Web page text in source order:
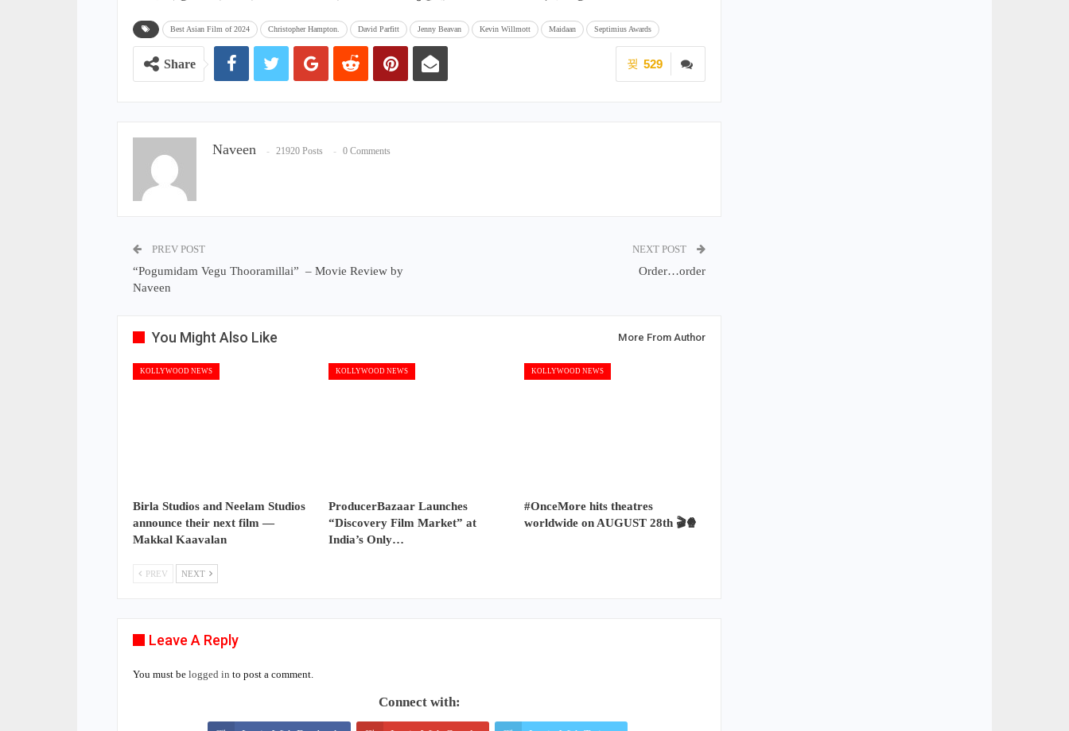
Best Asian Film of 2024 Christopher Hampton. David Parfitt Jenny Beavan Kevin Willmott Maidaan Septimius Awards
529
Share
Naveen 21920 Posts 0 Comments
PREV POST
“Pogumidam Vegu Thooramillai” – Movie Review by
Naveen
NEXT POST
Order…order
You Might Also Like More From Author
KOLLYWOOD NEWS
Birla Studios and Neelam Studios
announce their next film —
Makkal Kaavalan
KOLLYWOOD NEWS
ProducerBazaar Launches
“Discovery Film Market” at
India’s Only…
KOLLYWOOD NEWS
#OnceMore hits theatres
worldwide on AUGUST 28th 🎬🍿
PREV NEXT
Leave A Reply
You must be logged in to post a comment.
Connect with: